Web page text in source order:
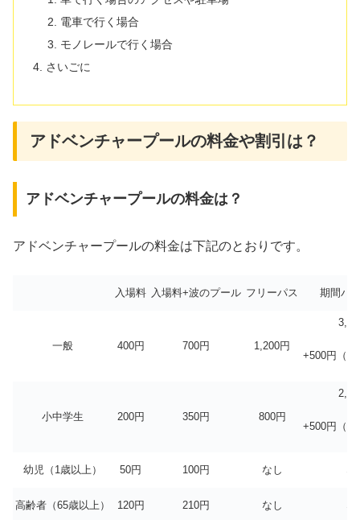
電車で行く場合
モノレールで行く場合
さいごに
アドベンチャープールの料金や割引は？
アドベンチャープールの料金は？
アドベンチャープールの料金は下記のとおりです。
入場料 入場料+波のプール フリーパス 期間パ
一般 400円 700円 1,200円
+500円（
小中学生 200円 350円 800円
+500円（
幼児（1歳以上） 50円 100円 なし
高齢者（65歳以上） 120円 210円 なし